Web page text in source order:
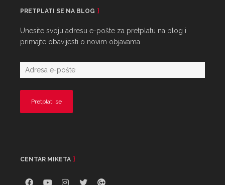
PRETPLATI SE NA BLOG
Unesite svoju adresu e-pošte za pretplatu na blog i
primajte obavijesti o novim objavama
CENTAR MIKETA